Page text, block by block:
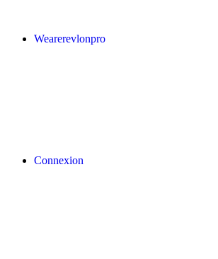
Wearerevlonpro
Connexion